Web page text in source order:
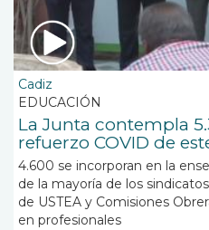
Cadiz
EDUCACIÓN
La Junta contempla
refuerzo COVID de
4.600 se incorporan en la
de la mayoría de los
de USTEA y Comisiones
en profesionales